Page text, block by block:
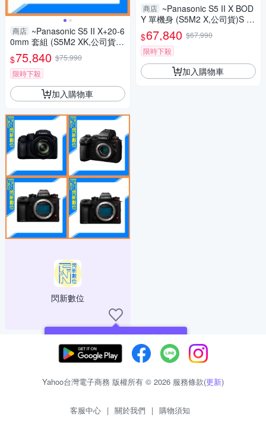
商店 ~Panasonic S5 II X+20-6
0mm 套組 (S5M2 XK,公司貨)
S5IIXK
$75,840 $75,990
限時下殺
加入購物車
閃新數位
現在可以追蹤你喜愛的商店！
商店 ~Panasonic S5 II X BOD
Y 單機身 (S5M2 X,公司貨)S 5II
$67,840 $67,990
限時下殺
加入購物車
Yahoo台灣電子商務 版權所有 © 2026 服務條款(更新)
客服中心 | 關於我們 | 購物須知